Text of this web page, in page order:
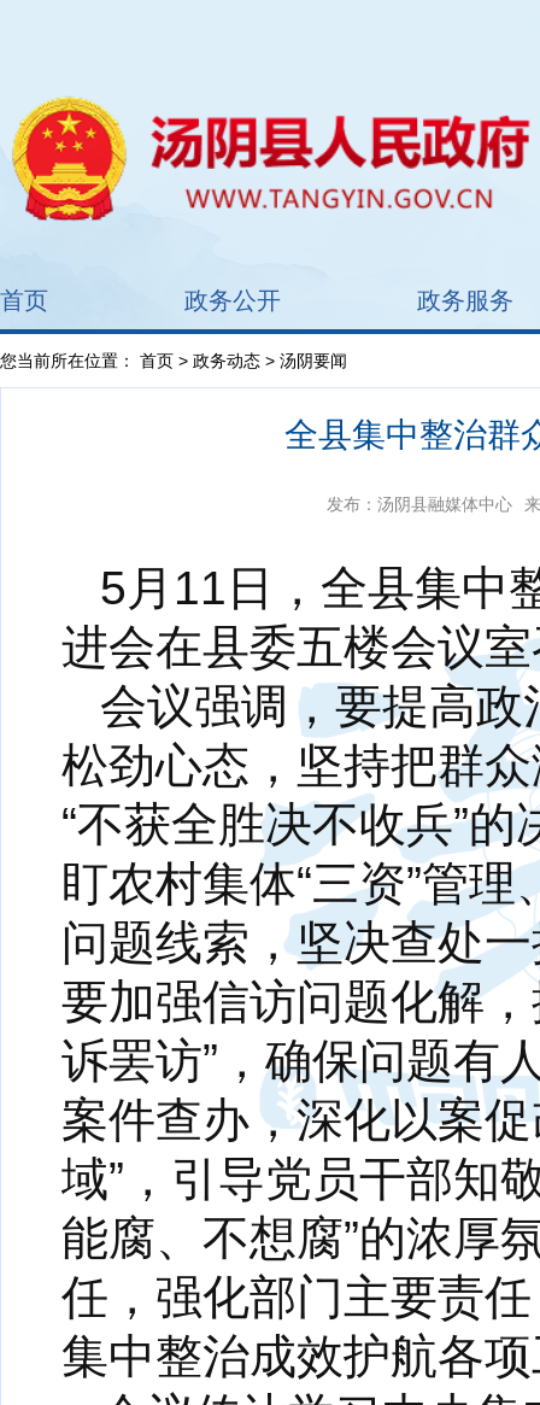
首页 政务公开 政务服务
您当前所在位置： 首页 > 政务动态 > 汤阴要闻
全县集中整治群
发布：汤阴县融媒体中心
5月11日，全县集中
进会在县委五楼会议
会议强调，要提高
松劲心态，坚持把群
“不获全胜决不收兵”
盯农村集体“三资”管
问题线索，坚决查处
要加强信访问题化解
诉罢访”，确保问题有
案件查办，深化以案
域”，引导党员干部知
能腐、不想腐”的浓厚
任，强化部门主要责
集中整治成效护航各